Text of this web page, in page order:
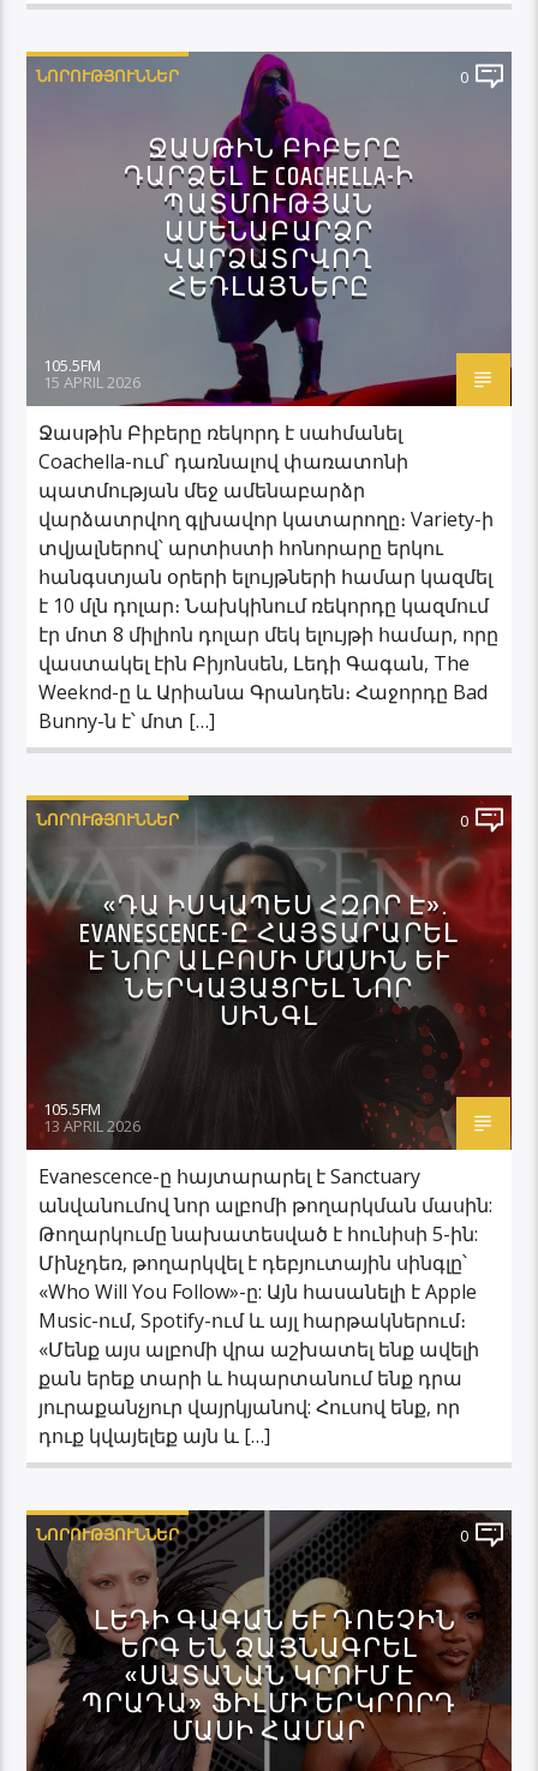
ՆՈՐՈՒԹՅՈՒՆՆԵՐ 0
ՋԱՍԹԻՆ ԲԻԲԵՐԸ
ԴԱՐՁԵԼ Է COACHELLA-Ի
ՊԱՏՄՈՒԹՅԱՆ
ԱՄԵՆԱԲԱՐՁՐ
ՎԱՐՁԱՏՐՎՈՂ
ՀԵԴԼԱՅՆԵՐԸ
105.5FM
15 APRIL 2026
Ջասթին Բիբերը ռեկորդ է սահմանել
Coachella-ում՝ դառնալով փառատոնի
պատմության մեջ ամենաբարձր
վարձատրվող գլխավոր կատարողը։ Variety-ի
տվյալներով՝ արտիստի հոնորարը երկու
հանգստյան օրերի ելույթների համար կազմել
է 10 մլն դոլար։ Նախկինում ռեկորդը կազմում
էր մոտ 8 միլիոն դոլար մեկ ելույթի համար, որը
վաստակել էին Բիյոնսեն, Լեդի Գագան, The
Weeknd-ը և Արիանա Գրանդեն։ Հաջորդը Bad
Bunny-ն է՝ մոտ […]
ՆՈՐՈՒԹՅՈՒՆՆԵՐ 0
«ԴԱ ԻՍԿԱՊԵՍ ՀԶՈՐ Է».
EVANESCENCE-Ը ՀԱՅՏԱՐԱՐԵԼ
Է ՆՈՐ ԱԼԲՈՄԻ ՄԱՍԻՆ ԵՒ Ն
ԵՐԿԱՅԱՑՐԵԼ ՆՈՐ Ս
ԻՆԳԼ
105.5FM
13 APRIL 2026
Evanescence-ը հայտարարել է Sanctuary
անվանումով նոր ալբոմի թողարկման մասին:
Թողարկումը նախատեսված է հունիսի 5-ին:
Մինչդեռ, թողարկվել է դեբյուտային սինգլը՝
«Who Will You Follow»-ը: Այն հասանելի է Apple
Music-ում, Spotify-ում և այլ հարթակներում։
«Մենք այս ալբոմի վրա աշխատել ենք ավելի
քան երեք տարի և հպարտանում ենք դրա
յուրաքանչյուր վայրկյանով: Հուսով ենք, որ
դուք կվայելեք այն և […]
ՆՈՐՈՒԹՅՈՒՆՆԵՐ 0
ԼԵԴԻ ԳԱԳԱՆ ԵՒ ԴՈԵՉԻՆ Ե
ՐԳ ԵՆ ՁԱՅՆԱԳՐԵԼ «
ՍԱՏԱՆԱՆ ԿՐՈՒՄ Է Պ
ՐԱԴԱ» ՖԻԼՄԻ ԵՐԿՐՈՐԴ Մ
ԱՍԻ ՀԱՄԱՐ